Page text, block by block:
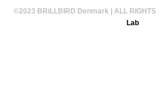
©2023 BRiLLBIRD Denmark | ALL RIGHTS
Lab